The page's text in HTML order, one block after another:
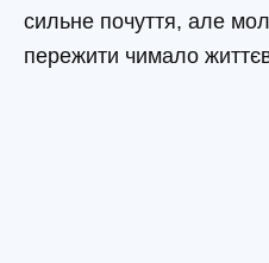
сильне почуття, але
пережити чимало